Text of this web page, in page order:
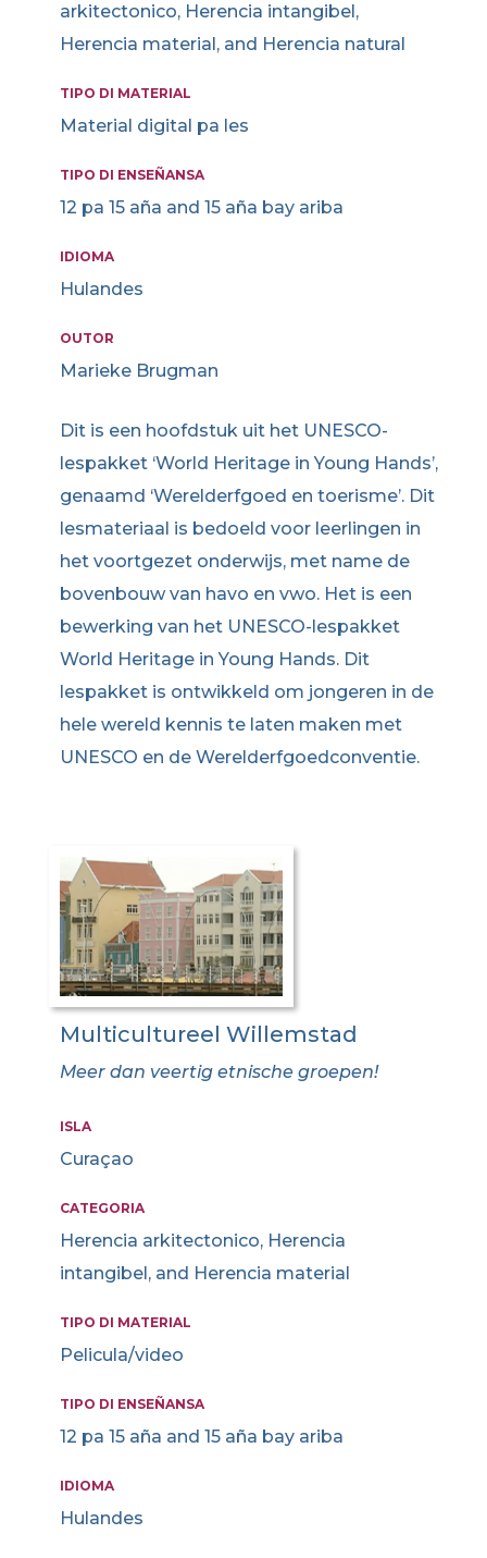
arkitectonico, Herencia intangibel,
Herencia material, and Herencia natural
TIPO DI MATERIAL
Material digital pa les
TIPO DI ENSEÑANSA
12 pa 15 aña and 15 aña bay ariba
IDIOMA
Hulandes
OUTOR
Marieke Brugman
Dit is een hoofdstuk uit het UNESCO-
lespakket ‘World Heritage in Young Hands’,
genaamd ‘Werelderfgoed en toerisme’. Dit
lesmateriaal is bedoeld voor leerlingen in
het voortgezet onderwijs, met name de
bovenbouw van havo en vwo. Het is een
bewerking van het UNESCO-lespakket
World Heritage in Young Hands. Dit
lespakket is ontwikkeld om jongeren in de
hele wereld kennis te laten maken met
UNESCO en de Werelderfgoedconventie.
Multicultureel Willemstad
Meer dan veertig etnische groepen!
ISLA
Curaçao
CATEGORIA
Herencia arkitectonico, Herencia
intangibel, and Herencia material
TIPO DI MATERIAL
Pelicula/video
TIPO DI ENSEÑANSA
12 pa 15 aña and 15 aña bay ariba
IDIOMA
Hulandes